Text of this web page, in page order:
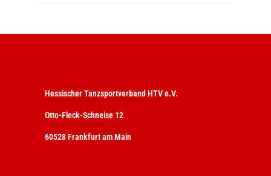
Hessischer Tanzsportverband HTV e.V.
Otto-Fleck-Schneise 12
60528 Frankfurt am Main